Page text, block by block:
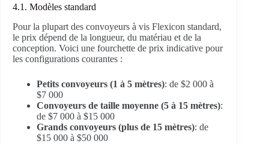
4.1. Modèles standard
Pour la plupart des convoyeurs à vis Flexicon standard,
le prix dépend de la longueur, du matériau et de la
conception. Voici une fourchette de prix indicative pour
les configurations courantes :
Petits convoyeurs (1 à 5 mètres): de $2 000 à
$7 000
Convoyeurs de taille moyenne (5 à 15 mètres):
de $7 000 à $15 000
Grands convoyeurs (plus de 15 mètres): de
$15 000 à $50 000